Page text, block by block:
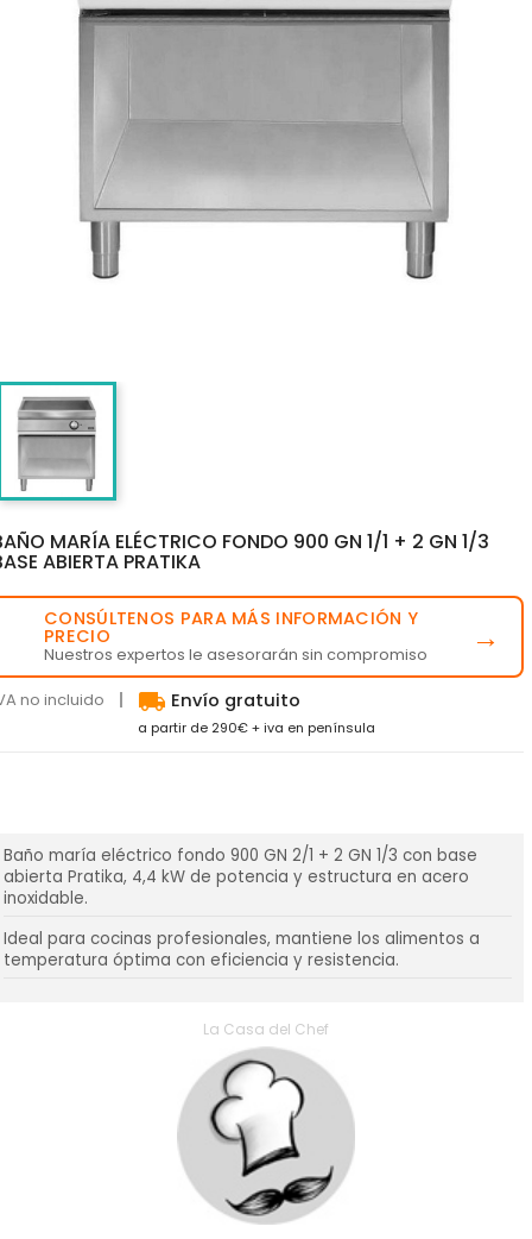
MARÍA ELÉCTRICO FONDO 900 GN 1/1 + 2 GN 1/3
ABIERTA PRATIKA
CONSÚLTENOS PARA MÁS INFORMACIÓN Y
PRECIO
Nuestros expertos le asesorarán sin compromiso →
no incluido local_shipping Envío gratuito
a partir de 290€ + iva en península
Baño maría eléctrico fondo 900 GN 2/1 + 2 GN 1/3 con base
abierta Pratika, 4,4 kW de potencia y estructura en acero
inoxidable.
Ideal para cocinas profesionales, mantiene los alimentos a
temperatura óptima con eficiencia y resistencia.
La Casa del Chef